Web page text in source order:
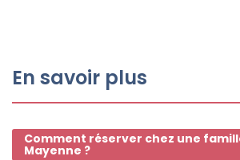
En savoir plus
Comment réserver chez une
Mayenne ?